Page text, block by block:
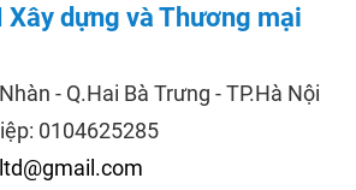
Xây dựng và Thương mại
- Q.Hai Bà Trưng - TP.Hà Nội
0104625285